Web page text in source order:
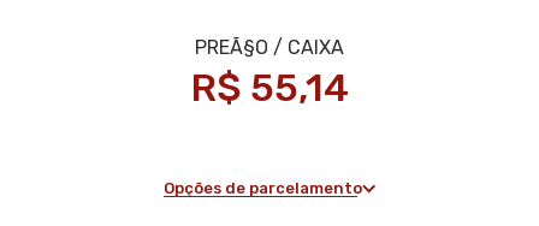
R$ 55,14
Opções de parcelamento